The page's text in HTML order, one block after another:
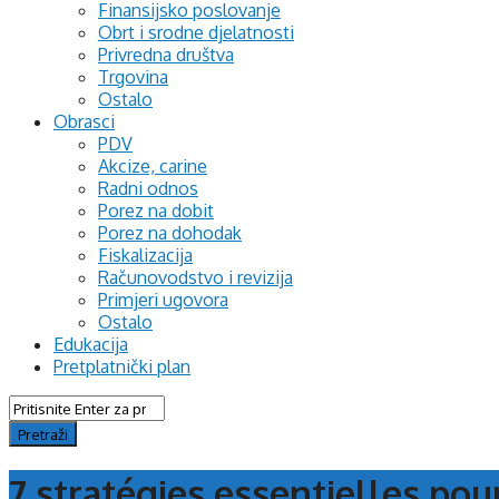
Finansijsko poslovanje
Obrt i srodne djelatnosti
Privredna društva
Trgovina
Ostalo
Obrasci
PDV
Akcize, carine
Radni odnos
Porez na dobit
Porez na dohodak
Fiskalizacija
Računovodstvo i revizija
Primjeri ugovora
Ostalo
Edukacija
Pretplatnički plan